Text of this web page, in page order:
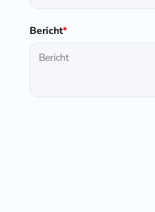
Bericht*